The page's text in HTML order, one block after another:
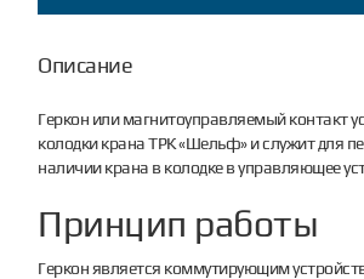
Описание
Геркон или магнитоуправляемый контакт
колодки крана ТРК «Шельф» и служит для
наличии крана в колодке в управляющее
Принцип работы
Геркон является коммутирующим